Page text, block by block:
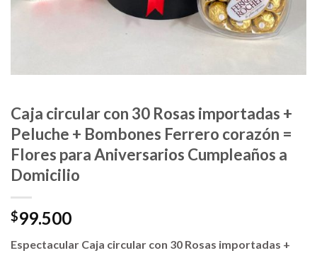
Caja circular con 30 Rosas importadas +
Peluche + Bombones Ferrero corazón =
Flores para Aniversarios Cumpleaños a
Domicilio
$99.500
Espectacular Caja circular con 30 Rosas importadas +